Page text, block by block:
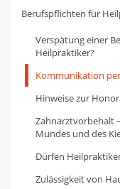
Berufspflichten für
Verspätung einer
Heilpraktiker?
Kommunikation
Hinweise zur
Zahnarztvorbehalt
Mundes und des
Dürfen
Zulässigkeit von